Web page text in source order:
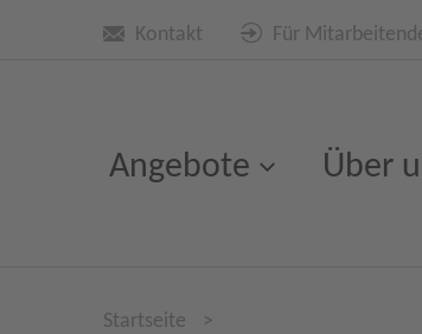
Kontakt Für
Angebote Über
Startseite >